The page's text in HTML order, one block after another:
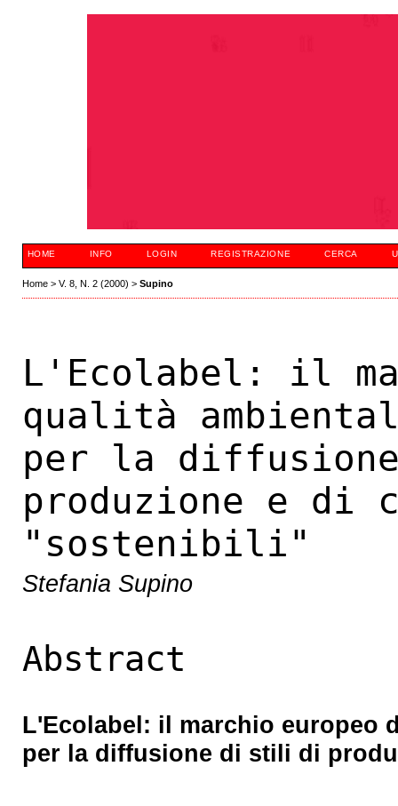
HOME INFO LOGIN REGISTRAZIONE CERCA
Home> V. 8, N. 2 (2000) > Supino
L'Ecolabel: il
qualità
per la
produzione e di
"sostenibili"
Stefania Supino
Abstract
L'Ecolabel: il marchio europeo
per la diffusione di stili di